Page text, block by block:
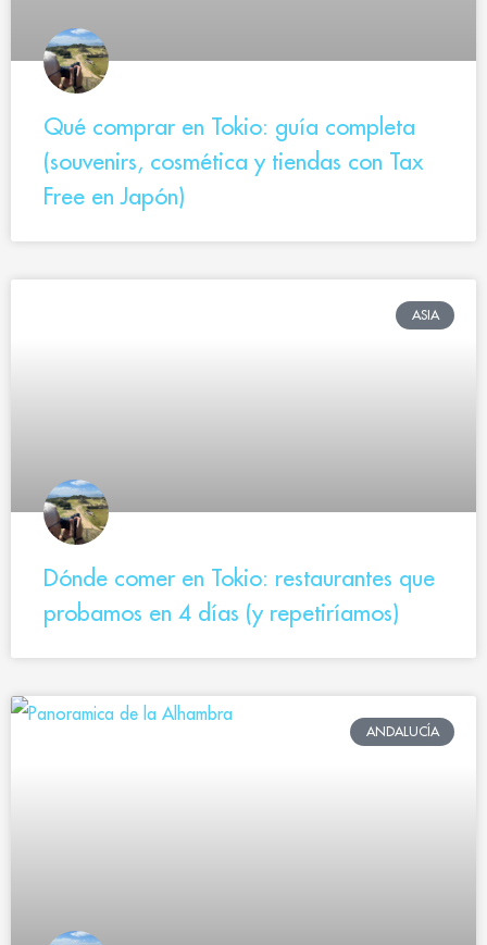
Qué comprar en Tokio: guía completa
(souvenirs, cosmética y tiendas con Tax
Free en Japón)
ASIA
Dónde comer en Tokio: restaurantes que
probamos en 4 días (y repetiríamos)
ANDALUCÍA